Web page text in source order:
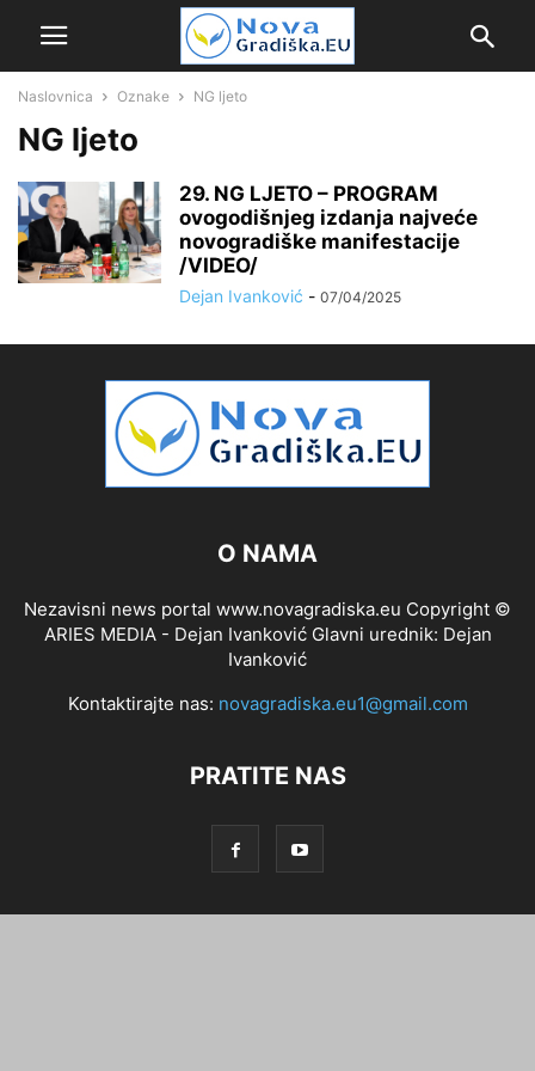
Naslovnica Oznake NG ljeto
NG ljeto
29. NG LJETO – PROGRAM
ovogodišnjeg izdanja najveće
novogradiške manifestacije
/VIDEO/
Dejan Ivanković - 07/04/2025
O NAMA
Nezavisni news portal www.novagradiska.eu Copyright ©
ARIES MEDIA - Dejan Ivanković Glavni urednik: Dejan
Ivanković
Kontaktirajte nas: novagradiska.eu1@gmail.com
PRATITE NAS